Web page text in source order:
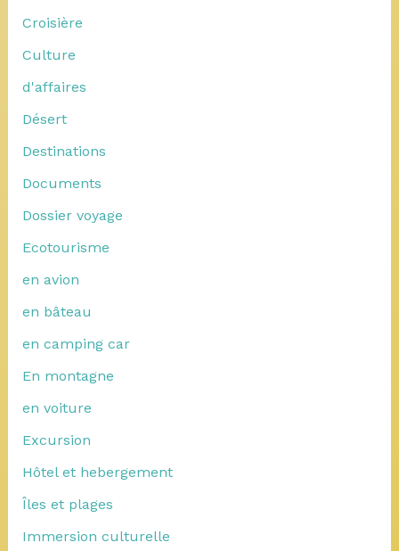
Croisière
Culture
d'affaires
Désert
Destinations
Documents
Dossier voyage
Ecotourisme
en avion
en bâteau
en camping car
En montagne
en voiture
Excursion
Hôtel et hebergement
Îles et plages
Immersion culturelle